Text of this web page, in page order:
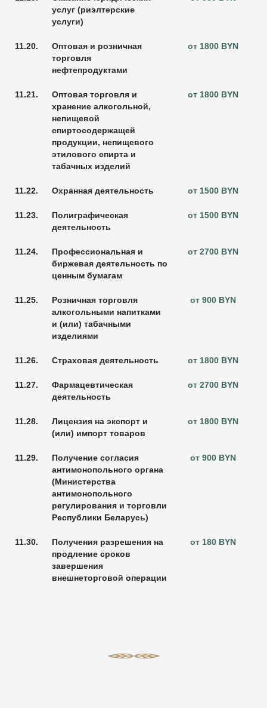
услуг (риэлтерские
услуги)
11.20.
Оптовая и розничная
торговля
нефтепродуктами
от 1800 BYN
11.21.
Оптовая торговля и
хранение алкогольной,
непищевой
спиртосодержащей
продукции, непищевого
этилового спирта и
табачных изделий
от 1800 BYN
11.22. Охранная деятельность от 1500 BYN
11.23.
Полиграфическая
деятельность
от 1500 BYN
11.24.
Профессиональная и
биржевая деятельность по
ценным бумагам
от 2700 BYN
11.25.
Розничная торговля
алкогольными напитками
и (или) табачными
изделиями
от 900 BYN
11.26. Страховая деятельность от 1800 BYN
11.27.
Фармацевтическая
деятельность
от 2700 BYN
11.28.
Лицензия на экспорт и
(или) импорт товаров
от 1800 BYN
11.29.
Получение согласия
антимонопольного органа
(Министерства
антимонопольного
регулирования и торговли
Республики Беларусь)
от 900 BYN
11.30.
Получения разрешения на
продление сроков
завершения
внешнеторговой операции
от 180 BYN